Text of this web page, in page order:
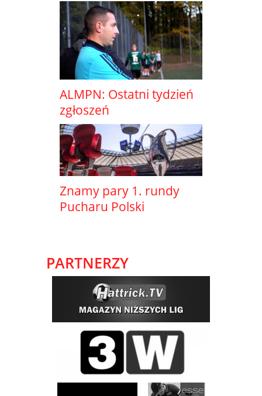
ALMPN: Ostatni tydzień
zgłoszeń
Znamy pary 1. rundy
Pucharu Polski
PARTNERZY